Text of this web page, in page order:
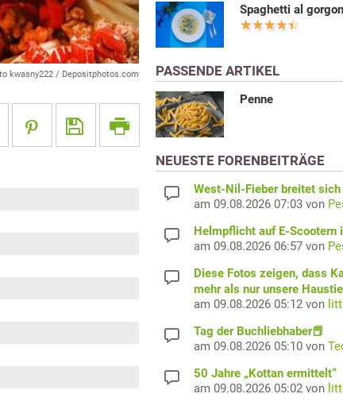
kwasny222 / Depositphotos.com
Spaghetti al
PASSENDE ARTIKEL
Penne
NEUESTE FORENBEITRÄGE
West-Nil-Fieber breitet sich
am 09.08.2026 07:03 von
Helmpflicht auf E-Scootern
am 09.08.2026 06:57 von
Diese Fotos zeigen, dass
mehr als nur unsere
am 09.08.2026 05:12 von
Tag der Buchliebhaber📕
am 09.08.2026 05:10 von
50 Jahre „Kottan ermittelt“
am 09.08.2026 05:02 von